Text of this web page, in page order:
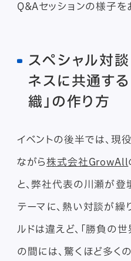
Q&Aセッションの様子を
スペシャル対
ネスに共通す
織」の作り方
イベントの後半では、現
ながら株式会社GrowAll
と、弊社代表の川瀬が登
テーマに、熱い対談が繰
ルドは違えど、「勝負の
の間には、驚くほど多く